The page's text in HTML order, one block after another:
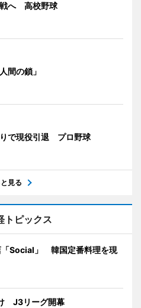
へ 高校野球
間の鎖」
で現役引退 プロ野球
見る
トピックス
「Social」 韓国定番料理を現
J3リーグ開幕